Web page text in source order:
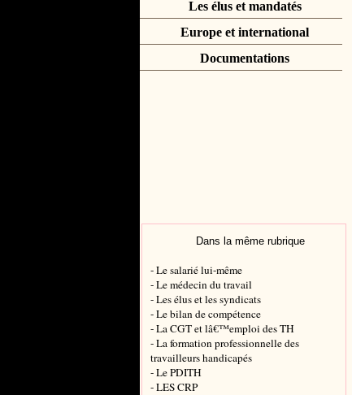
Les élus et mandatés
Europe et international
Documentations
Dans la même rubrique
- Le salarié lui-même
- Le médecin du travail
- Les élus et les syndicats
- Le bilan de compétence
- La CGT et lâ€™emploi des TH
- La formation professionnelle des
travailleurs handicapés
- Le PDITH
- LES CRP